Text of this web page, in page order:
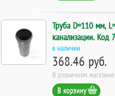
Труба D=110 мм,
канализации. Код
в наличии
368.46 руб.
В розничном магазине:
В корзину